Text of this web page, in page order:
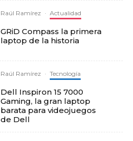
Raúl Ramírez · Actualidad
GRiD Compass la primera
laptop de la historia
Raúl Ramírez · Tecnología
Dell Inspiron 15 7000
Gaming, la gran laptop
barata para videojuegos
de Dell